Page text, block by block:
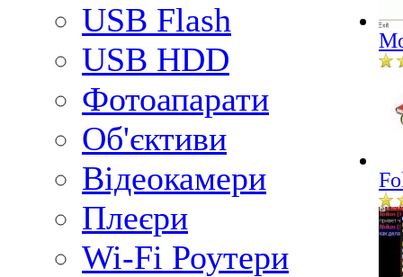
USB Flash
USB HDD
Фотоапарати
Об'єктиви
Відеокамери
Плеєри
Wi-Fi Роутери